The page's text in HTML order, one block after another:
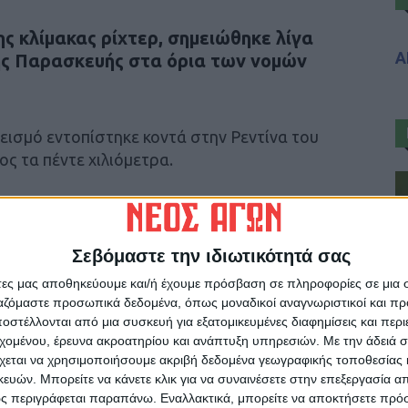
Σεβόμαστε την ιδιωτικότητά σας
μας αποθηκεύουμε και/ή έχουμε πρόσβαση σε πληροφορίες σε
προσωπικά δεδομένα, όπως μοναδικοί αναγνωριστικοί και
από μια συσκευή για εξατομικευμένες διαφημίσεις και
έρευνα ακροατηρίου και ανάπτυξη υπηρεσιών. Με την άδειά
να χρησιμοποιήσουμε ακριβή δεδομένα γεωγραφικής τοποθεσίας
Μπορείτε να κάνετε κλικ για να συναινέσετε στην επεξεργασία
περιγράφεται παραπάνω. Εναλλακτικά, μπορείτε να αποκτήσετε
κλίμακας ρίχτερ, σημειώθηκε λίγα
Παρασκευής στα όρια των νομών
εντοπίστηκε κοντά στην Ρεντίνα του
τα πέντε χιλιόμετρα.
ΝΕΟΣ ΑΓΩΝ στο Google News!
της Καρδίτσας και ευρύτερα της Θεσσαλίας
ΕΠΟΜΕΝΟ ΑΡΘΡΟ
Σοφάδες: Στα... πράσα 61χρονος με 50